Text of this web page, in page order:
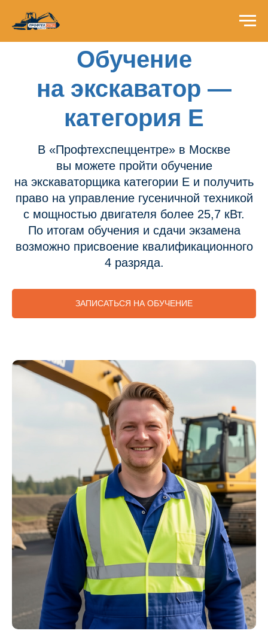
Обучение
на экскаватор —
категория Е
В «Профтехспеццентре» в Москве
вы можете пройти обучение
на экскаваторщика категории E и получить
право на управление гусеничной техникой
с мощностью двигателя более 25,7 кВт.
По итогам обучения и сдачи экзамена
возможно присвоение квалификационного
4 разряда.
ЗАПИСАТЬСЯ НА ОБУЧЕНИЕ